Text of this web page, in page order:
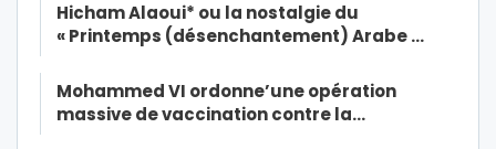
Hicham Alaoui* ou la nostalgie du
« Printemps (désenchantement) Arabe …
Mohammed VI ordonne’une opération
massive de vaccination contre la…